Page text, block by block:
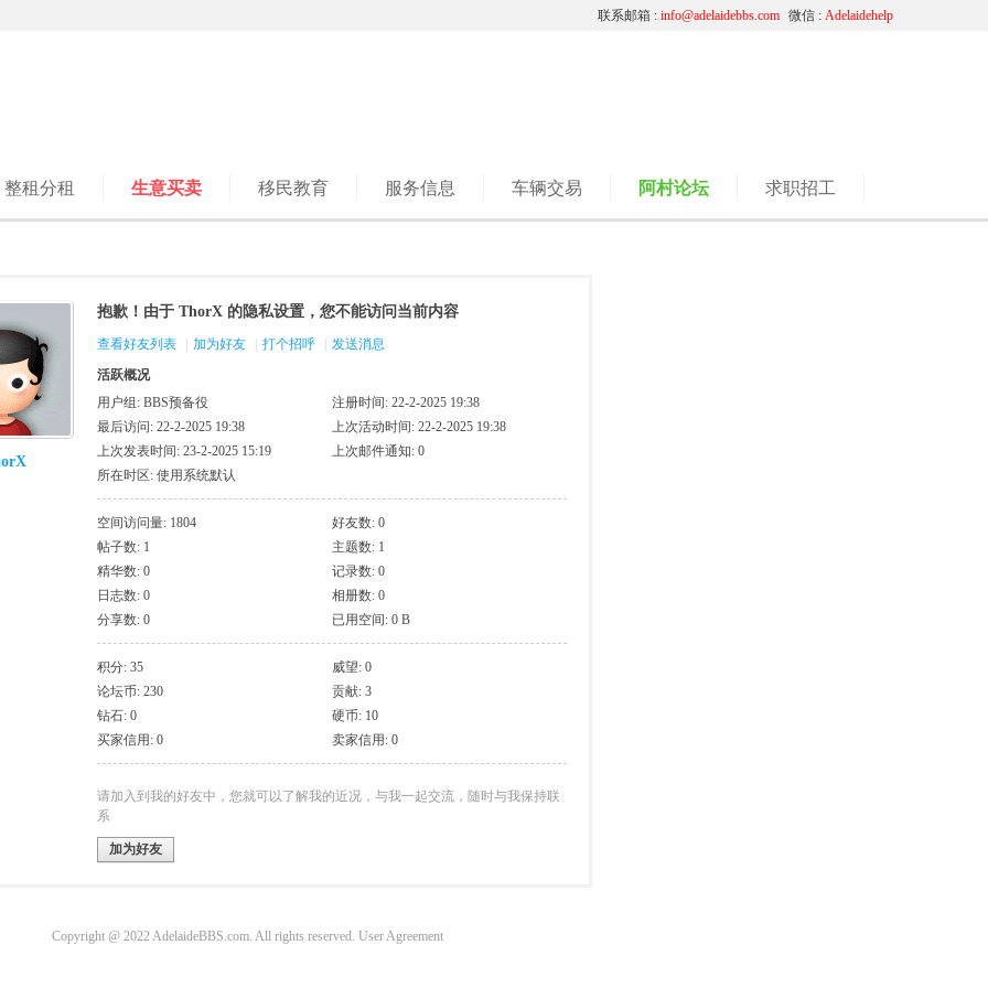
微信 : Adelaidehelp
联系邮箱 : info@adelaidebbs.com
整租分租 生意买卖 移民教育 服务信息 车辆交易 阿村论坛 求职招工
抱歉！由于 ThorX 的隐私设置，您不能访问当前内容
查看好友列表 加为好友 打个招呼
发送消息
活跃概况
用户组: BBS预备役
注册时间: 22-2-2025 19:38
最后访问: 22-2-2025 19:38
上次活动时间: 22-2-2025 19:38
上次发表时间: 23-2-2025 15:19
上次邮件通知: 0
所在时区: 使用系统默认
空间访问量: 1804
好友数: 0
帖子数: 1
主题数: 1
精华数: 0
记录数: 0
日志数: 0
相册数: 0
分享数: 0
已用空间: 0 B
积分: 35
威望: 0
论坛币: 230
贡献: 3
钻石: 0
硬币: 10
买家信用: 0
卖家信用: 0
请加入到我的好友中，您就可以了解我的近况，与我一起交流，随时与我保持联
系
加为好友
Copyright @ 2022 AdelaideBBS.com. All rights reserved. User Agreement